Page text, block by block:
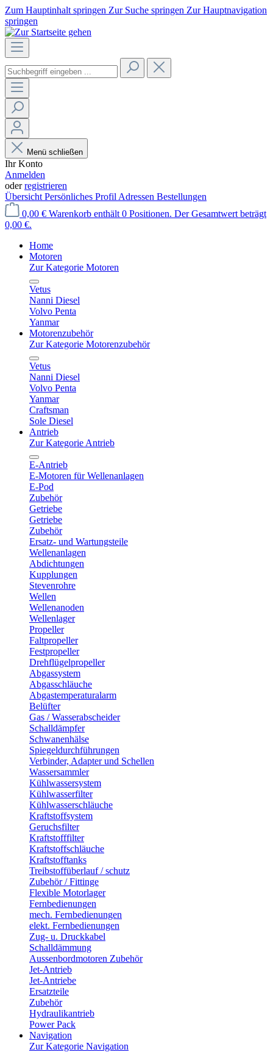
Zum Hauptinhalt springen Zur Suche springen Zur Hauptnavigation
springen
Menü schließen
Ihr Konto
Anmelden
oderregistrieren
Übersicht Persönliches Profil Adressen Bestellungen
0,00 € Warenkorb enthält 0 Positionen. Der Gesamtwert beträgt
0,00 €.
Home
Motoren
Zur Kategorie Motoren
Vetus
Nanni Diesel
Volvo Penta
Yanmar
Motorenzubehör
Zur Kategorie Motorenzubehör
Vetus
Nanni Diesel
Volvo Penta
Yanmar
Craftsman
Sole Diesel
Antrieb
Zur Kategorie Antrieb
E-Antrieb
E-Motoren für Wellenanlagen
E-Pod
Zubehör
Getriebe
Getriebe
Zubehör
Ersatz- und Wartungsteile
Wellenanlagen
Abdichtungen
Kupplungen
Stevenrohre
Wellen
Wellenanoden
Wellenlager
Propeller
Faltpropeller
Festpropeller
Drehflügelpropeller
Abgassystem
Abgasschläuche
Abgastemperaturalarm
Belüfter
Gas / Wasserabscheider
Schalldämpfer
Schwanenhälse
Spiegeldurchführungen
Verbinder, Adapter und Schellen
Wassersammler
Kühlwassersystem
Kühlwasserfilter
Kühlwasserschläuche
Kraftstoffsystem
Geruchsfilter
Kraftstofffilter
Kraftstoffschläuche
Kraftstofftanks
Treibstoffüberlauf / schutz
Zubehör / Fittinge
Flexible Motorlager
Fernbedienungen
mech. Fernbedienungen
elekt. Fernbedienungen
Zug- u. Druckkabel
Schalldämmung
Aussenbordmotoren Zubehör
Jet-Antrieb
Jet-Antriebe
Ersatzteile
Zubehör
Hydraulikantrieb
Power Pack
Navigation
Zur Kategorie Navigation